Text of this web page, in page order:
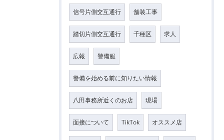
信号片側交互通行 舗装工事
踏切片側交互通行 千種区 求人
広報 警備服
警備を始める前に知りたい情報
八田事務所近くのお店 現場
面接について TikTok オススメ店